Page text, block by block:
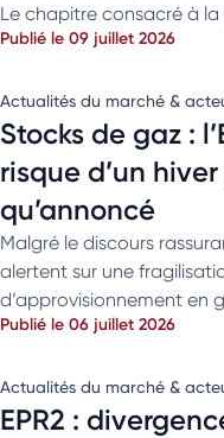
Le chapitre consacré à
Publié le 09 juillet 2026
Actualités du marché &
Stocks de gaz :
risque d’un
qu’annoncé
Malgré le discours
alertent sur une
d’approvisionnement en
Publié le 06 juillet 2026
Actualités du marché &
EPR2 :